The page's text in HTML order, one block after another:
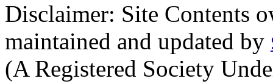
Disclaimer: Site Contents
maintained and updated by
(A Registered Society